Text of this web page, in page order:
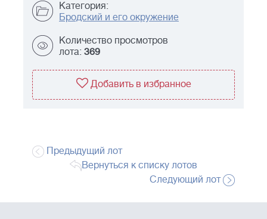
Категория:
Бродский и его окружение
Количество просмотров
лота: 369
Добавить в избранное
Предыдущий лот
Вернуться к списку лотов
Следующий лот